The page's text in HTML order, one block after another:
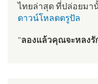
ไทยล่าสุด ที่ปล่อยมา
ดาวน์โหลดดรูปัล
"ลองแล้วคุณจะหลงรั